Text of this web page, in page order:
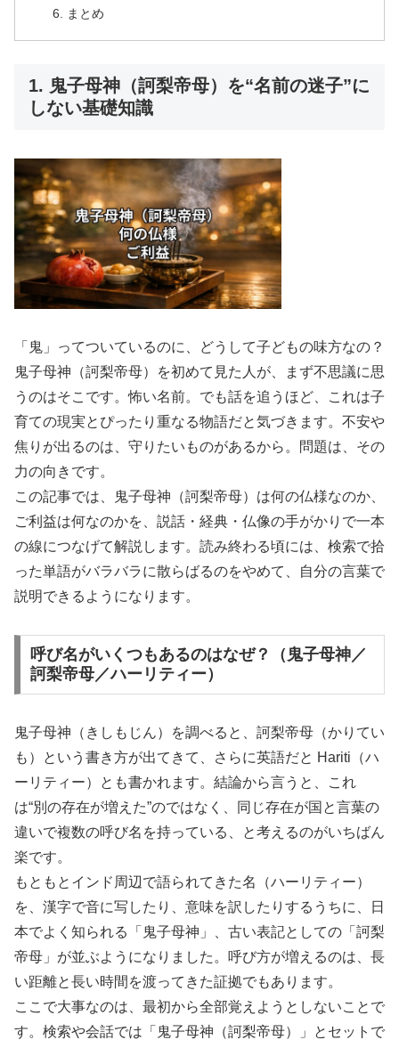
まとめ
1. 鬼子母神（訶梨帝母）を“名前の迷子”に
しない基礎知識
「鬼」ってついているのに、どうして子どもの味方なの？
鬼子母神（訶梨帝母）を初めて見た人が、まず不思議に思
うのはそこです。怖い名前。でも話を追うほど、これは子
育ての現実とぴったり重なる物語だと気づきます。不安や
焦りが出るのは、守りたいものがあるから。問題は、その
力の向きです。
この記事では、鬼子母神（訶梨帝母）は何の仏様なのか、
ご利益は何なのかを、説話・経典・仏像の手がかりで一本
の線につなげて解説します。読み終わる頃には、検索で拾
った単語がバラバラに散らばるのをやめて、自分の言葉で
説明できるようになります。
呼び名がいくつもあるのはなぜ？（鬼子母神／
訶梨帝母／ハーリティー）
鬼子母神（きしもじん）を調べると、訶梨帝母（かりてい
も）という書き方が出てきて、さらに英語だと Hariti（ハ
ーリティー）とも書かれます。結論から言うと、これ
は“別の存在が増えた”のではなく、同じ存在が国と言葉の
違いで複数の呼び名を持っている、と考えるのがいちばん
楽です。
もともとインド周辺で語られてきた名（ハーリティー）
を、漢字で音に写したり、意味を訳したりするうちに、日
本でよく知られる「鬼子母神」、古い表記としての「訶梨
帝母」が並ぶようになりました。呼び方が増えるのは、長
い距離と長い時間を渡ってきた証拠でもあります。
ここで大事なのは、最初から全部覚えようとしないことで
す。検索や会話では「鬼子母神（訶梨帝母）」とセットで